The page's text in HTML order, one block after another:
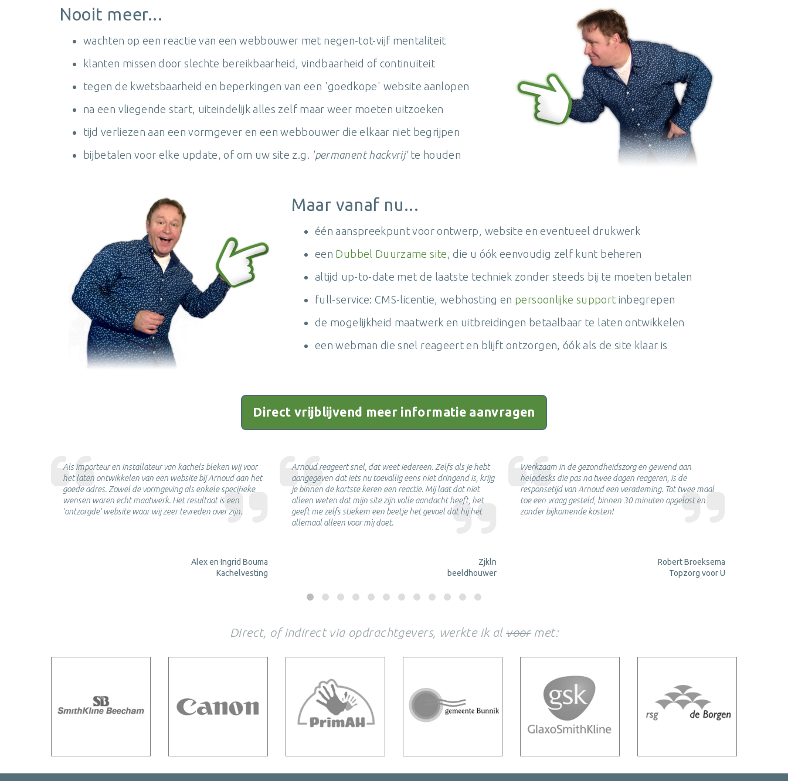
Nooit meer...
wachten op een reactie van een webbouwer met negen-tot-vijf mentaliteit
klanten missen door slechte bereikbaarheid, vindbaarheid of continuïteit
tegen de kwetsbaarheid en beperkingen van een 'goedkope' website aanlopen
na een vliegende start, uiteindelijk alles zelf maar weer moeten uitzoeken
tijd verliezen aan een vormgever en een webbouwer die elkaar niet begrijpen
bijbetalen voor elke update, of om uw site z.g. 'permanent hackvrij'te houden
Maar vanaf nu...
één aanspreekpunt voor ontwerp, website en eventueel drukwerk
een Dubbel Duurzame site, die u óók eenvoudig zelf kunt beheren
altijd up-to-date met de laatste techniek zonder steeds bij te moeten betalen
full-service: CMS-licentie, webhosting en persoonlijke support inbegrepen
de mogelijkheid maatwerk en uitbreidingen betaalbaar te laten ontwikkelen
een webman die snel reageert en blijft ontzorgen, óók als de site klaar is
Direct vrijblijvend meer informatie aanvragen
Als importeur en installateur van kachels bleken wij voor
het laten ontwikkelen van een website bij Arnoud aan het
goede adres. Zowel de vormgeving als enkele specifieke
wensen waren echt maatwerk. Het resultaat is een
'ontzorgde' website waar wij zeer tevreden over zijn.
Alex en Ingrid Bouma
Kachelvesting
Arnoud reageert snel, dat weet iedereen. Zelfs als je hebt
aangegeven dat iets nu toevallig eens niet dringend is, krijg
je binnen de kortste keren een reactie. Mij laat dat niet
alleen weten dat mijn site zijn volle aandacht heeft, het
geeft me zelfs stiekem een beetje het gevoel dat hij het
allemaal alleen voor mìj doet.
Zjkln
beeldhouwer
Werkzaam in de gezondheidszorg en gewend aan
helpdesks die pas na twee dagen reageren, is de
responsetijd van Arnoud een verademing. Tot twee maal
toe een vraag gesteld, binnen 30 minuten opgelost en
zonder bijkomende kosten!
Robert Broeksema
Topzorg voor U
Direct, of indirect via opdrachtgevers, werkte ik alvoormet: